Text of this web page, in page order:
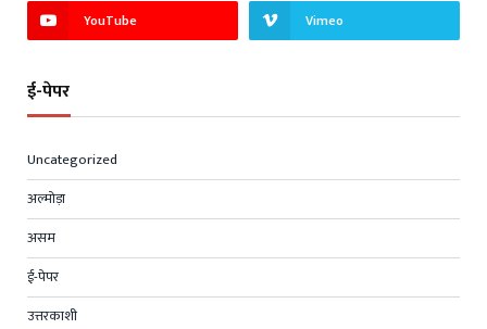
YouTube Vimeo
ई-पेपर
Uncategorized
अल्मोड़ा
असम
ई-पेपर
उत्तरकाशी